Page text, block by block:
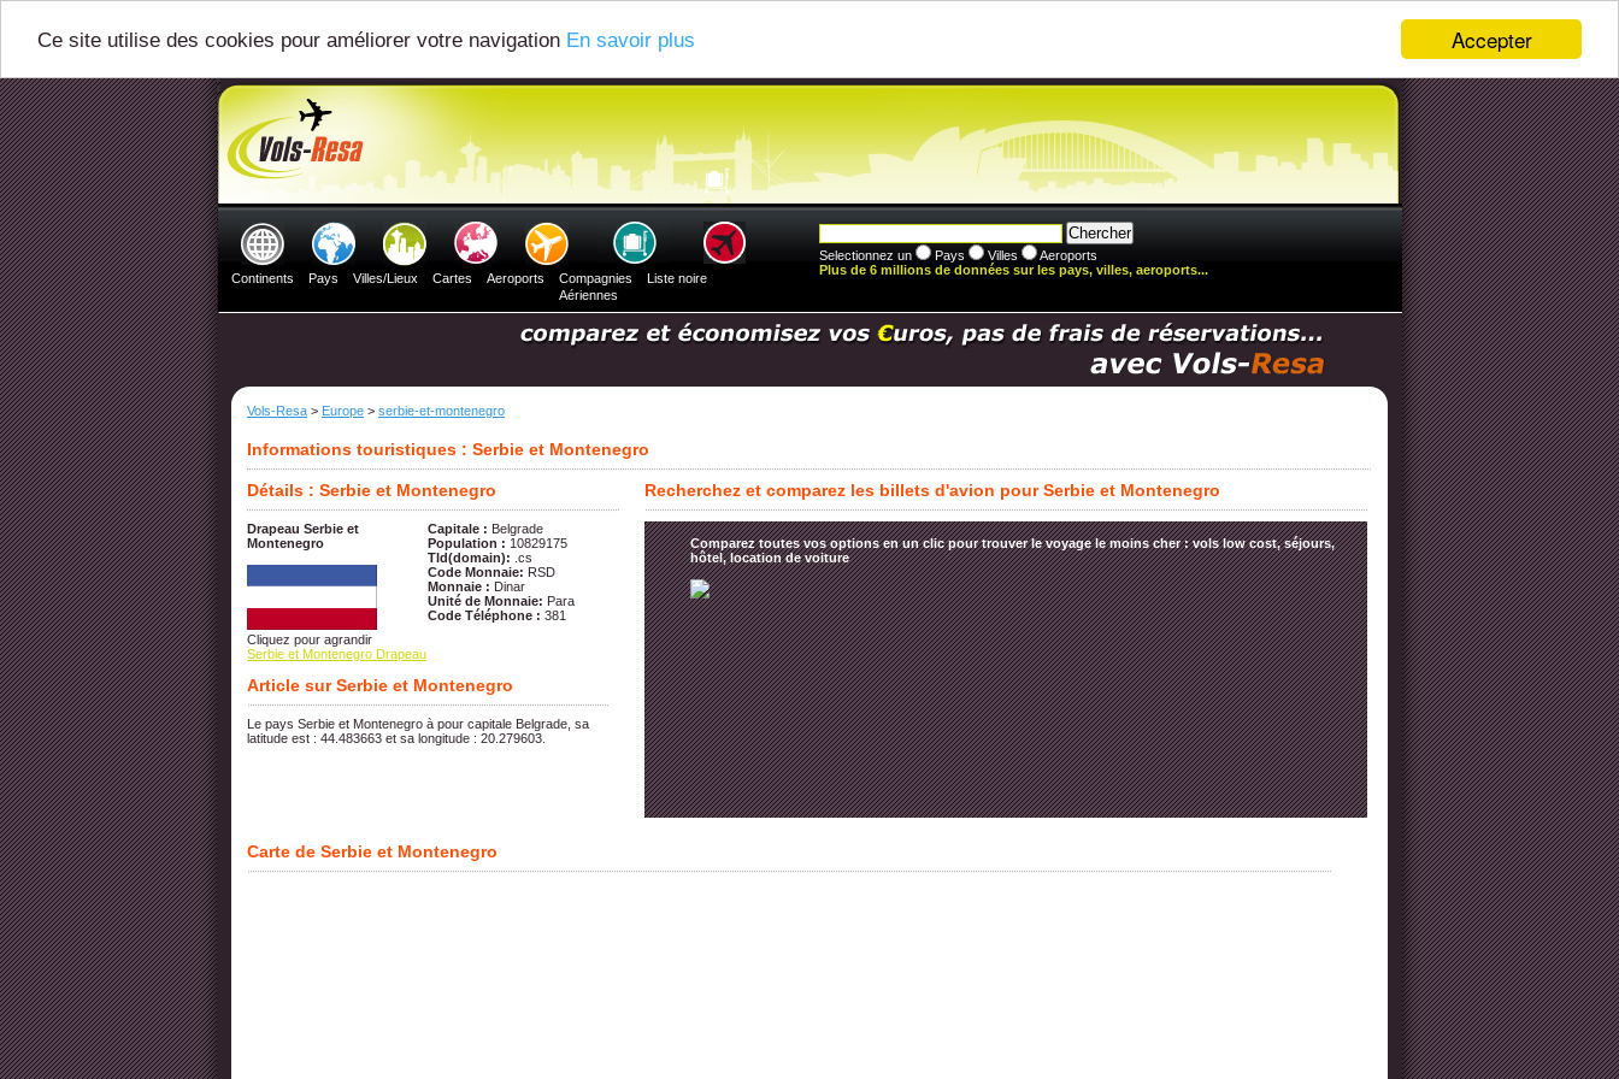
Accepter
Ce site utilise des cookies pour améliorer votre navigation En savoir plus
Continents Pays Villes/Lieux Cartes Aeroports
Compagnies
Aériennes
Liste noire
Selectionnez un Pays Villes
Aeroports
Plus de 6 millions de données sur les pays, villes, aeroports...
Vols-Resa > Europe > serbie-et-montenegro
Informations touristiques : Serbie et Montenegro
Détails : Serbie et Montenegro
Drapeau Serbie et
Montenegro
Cliquez pour agrandir
Serbie et Montenegro Drapeau
Capitale : Belgrade
Population : 10829175
Tld(domain): .cs
Code Monnaie: RSD
Monnaie : Dinar
Unité de Monnaie: Para
Code Téléphone : 381
Article sur Serbie et Montenegro
Le pays Serbie et Montenegro à pour capitale Belgrade, sa
latitude est : 44.483663 et sa longitude : 20.279603.
Recherchez et comparez les billets d'avion pour Serbie et Montenegro
Comparez toutes vos options en un clic pour trouver le voyage le moins cher : vols low cost, séjours,
hôtel, location de voiture
Carte de Serbie et Montenegro